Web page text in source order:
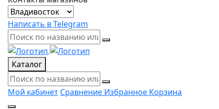
Написать в Telegram
Каталог
Мой кабинет Сравнение Избранное Корзина